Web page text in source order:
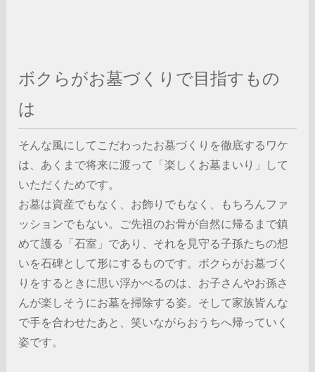
ボクらがお墓づくりで目指すもの
は
そんな風にしてこだわったお墓づくりを徹底するワケ
は、あくまで将来に渡って「楽しくお墓まいり」して
いただくためです。
お墓は資産でもなく、お飾りでもなく、もちろんファ
ッションでもない。ご先祖のお骨が自然に帰るまで鎮
めて護る「石室」であり、それを見守る子孫たちの想
いを石碑として形にするものです。ボクらがお墓づく
りをするときに思い浮かべるのは、お子さんやお孫さ
んが楽しそうにお墓を掃除する姿。そして家族皆んな
で手を合わせたあと、笑いながらおうちへ帰っていく
姿です。